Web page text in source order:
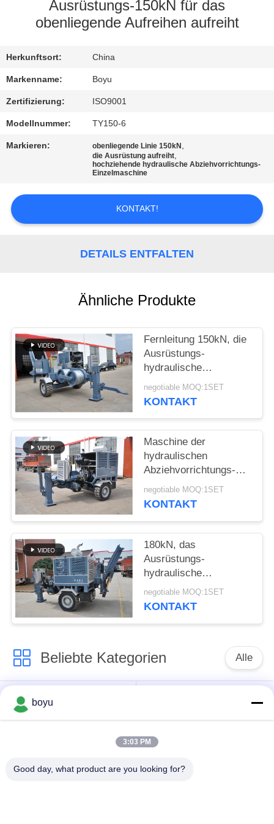
TRETEN
MIT
UNS
IN
VERBINDUNG
NACHRICHTEN
FORDERN
SIE EIN
POLICY
Ausrüstungs-150kN für das
obenliegende Aufreihen aufreiht
Herkunftsort: China
Markenname: Boyu
Zertifizierung: ISO9001
Modellnummer: TY150-6
Markieren: obenliegende Linie 150kN ,
die Ausrüstung aufreiht,
hochziehende hydraulische Abziehvorrichtungs-
Einzelmaschine
KONTAKT!
DETAILS ENTFALTEN
Ähnliche Produkte
Fernleitung 150kN, die
Ausrüstungs-
hydraulische
Abziehvorrichtung 1400
R/Min aufreiht
negotiable MOQ:1SET
KONTAKT
Maschine der
hydraulischen
Abziehvorrichtungs-
TY180 mit Cummins
Engine für
negotiable MOQ:1SET
KONTAKT
180kN, das
Ausrüstungs-
hydraulische
Abziehvorrichtungs-
Maschine für
negotiable MOQ:1SET
KONTAKT
Beliebte Kategorien Alle
Übertragungsleitung,
die Ausrüstung
Spannung, die
Gegendrehdrahtseil
boyu
3:03 PM
Good day, what product are you looking for?